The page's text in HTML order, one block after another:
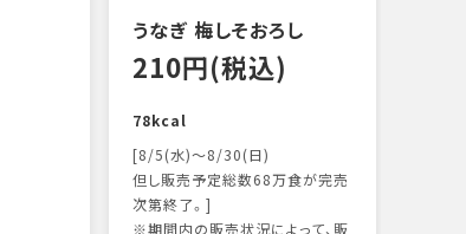
うなぎ 梅しそおろし
210円(税込)
78kcal
[8/5(水)～8/30(日)
但し販売予定総数68万食が完売
次第終了。]
※期間内の販売状況によって、販